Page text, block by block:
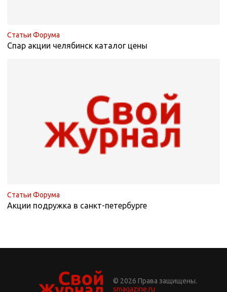
Статьи Форума
Спар акции челябинск каталог цены
Статьи Форума
Акции подружка в санкт-петербурге
© 2026 Права защищены.
smagazine.ru